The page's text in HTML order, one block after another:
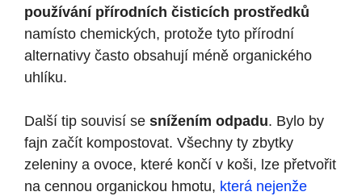
používání přírodních čisticích prostředků
namísto chemických, protože⁣ tyto přírodní
alternativy často obsahují méně organického
uhlíku.
Další ​tip souvisí se‌ snížením odpadu. Bylo ​by
fajn ⁢začít ⁢kompostovat.⁤ Všechny​ ty ⁢zbytky
⁤zeleniny a ovoce, které končí v koši, lze přetvořit
na cennou organickou hmotu, která nejenže